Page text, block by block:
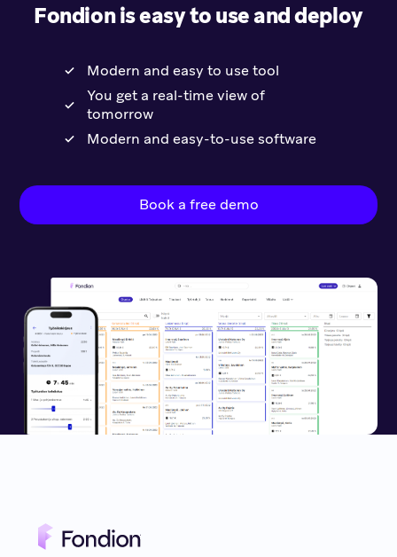
Fondion is easy to use and deploy
Modern and easy to use tool
You get a real-time view of
tomorrow
Modern and easy-to-use software
Book a free demo